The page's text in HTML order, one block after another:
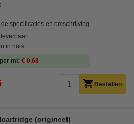
de specificaties en omschrijving
leverbaar
in huis
ml
€ 0,68
Bestellen
(origineel)